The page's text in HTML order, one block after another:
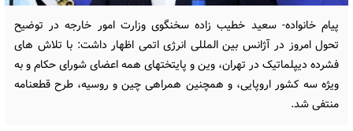
پیام خانواده- سعید خطیب زاده سخنگوی وزارت امور خارجه در توضیح
تحول امروز در آژانس بین المللی انرژی اتمی اظهار داشت: با تلاش های
فشرده دیپلماتیک در تهران، وین و پایتختهای همه اعضای شورای حکام و به
ویژه سه کشور اروپایی، و همچنین همراهی چین و روسیه، طرح قطعنامه
منتفی شد.